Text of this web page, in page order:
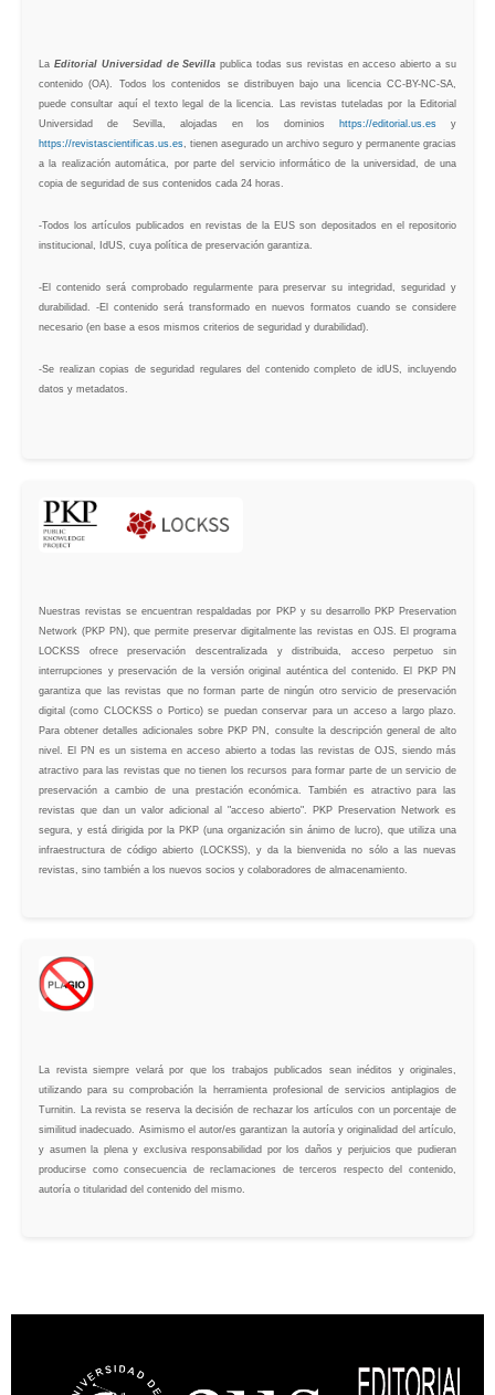
La Editorial Universidad de Sevilla publica todas sus revistas en acceso abierto a su
contenido (OA). Todos los contenidos se distribuyen bajo una licencia CC-BY-NC-SA,
puede consultar aquí el texto legal de la licencia. Las revistas tuteladas por la Editorial
Universidad de Sevilla, alojadas en los dominios https://editorial.us.es y
https://revistascientificas.us.es , tienen asegurado un archivo seguro y permanente gracias
a la realización automática, por parte del servicio informático de la universidad, de una
copia de seguridad de sus contenidos cada 24 horas.
-Todos los artículos publicados en revistas de la EUS son depositados en el repositorio
institucional, IdUS, cuya política de preservación garantiza.
-El contenido será comprobado regularmente para preservar su integridad, seguridad y
durabilidad. -El contenido será transformado en nuevos formatos cuando se considere
necesario (en base a esos mismos criterios de seguridad y durabilidad).
-Se realizan copias de seguridad regulares del contenido completo de idUS, incluyendo
datos y metadatos.
Nuestras revistas se encuentran respaldadas por PKP y su desarrollo PKP Preservation
Network (PKP PN), que permite preservar digitalmente las revistas en OJS. El programa
LOCKSS ofrece preservación descentralizada y distribuida, acceso perpetuo sin
interrupciones y preservación de la versión original auténtica del contenido. El PKP PN
garantiza que las revistas que no forman parte de ningún otro servicio de preservación
digital (como CLOCKSS o Portico) se puedan conservar para un acceso a largo plazo.
Para obtener detalles adicionales sobre PKP PN, consulte la descripción general de alto
nivel. El PN es un sistema en acceso abierto a todas las revistas de OJS, siendo más
atractivo para las revistas que no tienen los recursos para formar parte de un servicio de
preservación a cambio de una prestación económica. También es atractivo para las
revistas que dan un valor adicional al "acceso abierto". PKP Preservation Network es
segura, y está dirigida por la PKP (una organización sin ánimo de lucro), que utiliza una
infraestructura de código abierto (LOCKSS), y da la bienvenida no sólo a las nuevas
revistas, sino también a los nuevos socios y colaboradores de almacenamiento.
La revista siempre velará por que los trabajos publicados sean inéditos y originales,
utilizando para su comprobación la herramienta profesional de servicios antiplagios de
Turnitin. La revista se reserva la decisión de rechazar los artículos con un porcentaje de
similitud inadecuado. Asimismo el autor/es garantizan la autoría y originalidad del artículo,
y asumen la plena y exclusiva responsabilidad por los daños y perjuicios que pudieran
producirse como consecuencia de reclamaciones de terceros respecto del contenido,
autoría o titularidad del contenido del mismo.